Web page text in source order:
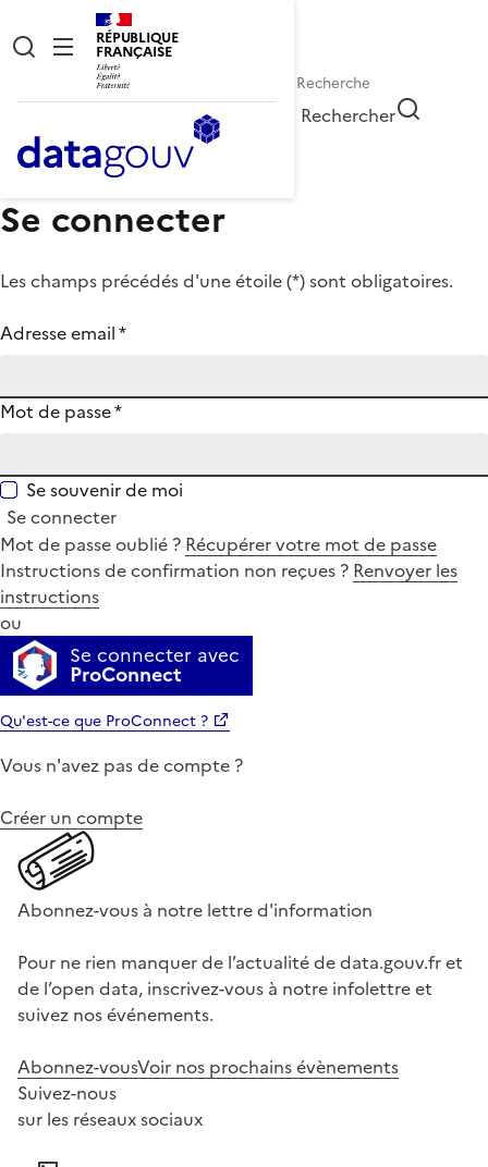
RÉPUBLIQUE
FRANÇAISE
Rechercher
Se connecter
Les champs précédés d'une étoile (*) sont obligatoires.
Adresse email*
Mot de passe*
Se souvenir de moi
Se connecter
Mot de passe oublié ? Récupérer votre mot de passe
Instructions de confirmation non reçues ? Renvoyer les
instructions
ou
Se connecter avec
ProConnect
Qu'est-ce que ProConnect ?
Vous n'avez pas de compte ?
Créer un compte
Abonnez-vous à notre lettre d'information
Pour ne rien manquer de l’actualité de data.gouv.fr et
de l’open data, inscrivez-vous à notre infolettre et
suivez nos événements.
Abonnez-vousVoir nos prochains évènements
Suivez-nous
sur les réseaux sociaux